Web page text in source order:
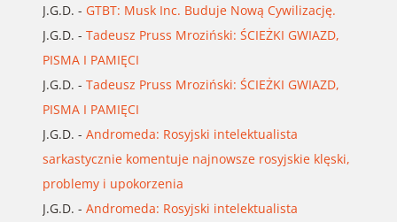
J.G.D. - GTBT: Musk Inc. Buduje Nową Cywilizację.
J.G.D. - Tadeusz Pruss Mroziński: ŚCIEŻKI GWIAZD,
PISMA I PAMIĘCI
J.G.D. - Tadeusz Pruss Mroziński: ŚCIEŻKI GWIAZD,
PISMA I PAMIĘCI
J.G.D. - Andromeda: Rosyjski intelektualista
sarkastycznie komentuje najnowsze rosyjskie klęski,
problemy i upokorzenia
J.G.D. - Andromeda: Rosyjski intelektualista